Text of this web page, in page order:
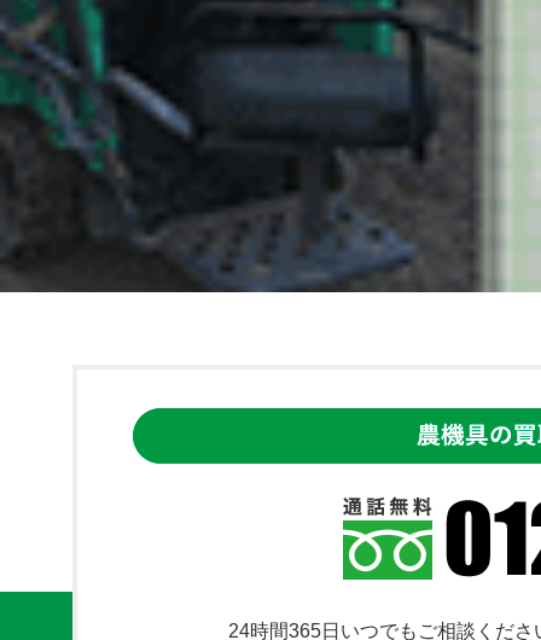
24時間365日いつでもご相談くださ